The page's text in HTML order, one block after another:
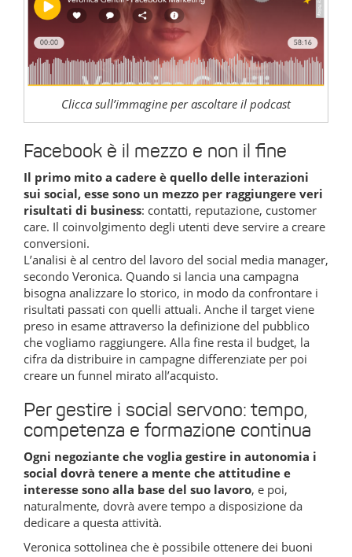
Clicca sull’immagine per ascoltare il podcast
Facebook è il mezzo e non il fine
Il primo mito a cadere è quello delle interazioni
sui social, esse sono un mezzo per raggiungere veri
risultati di business: contatti, reputazione, customer
care. Il coinvolgimento degli utenti deve servire a creare
conversioni.
L’analisi è al centro del lavoro del social media manager,
secondo Veronica. Quando si lancia una campagna
bisogna analizzare lo storico, in modo da confrontare i
risultati passati con quelli attuali. Anche il target viene
preso in esame attraverso la definizione del pubblico
che vogliamo raggiungere. Alla fine resta il budget, la
cifra da distribuire in campagne differenziate per poi
creare un funnel mirato all’acquisto.
Per gestire i social servono: tempo,
competenza e formazione continua
Ogni negoziante che voglia gestire in autonomia i
social dovrà tenere a mente che attitudine e
interesse sono alla base del suo lavoro, e poi,
naturalmente, dovrà avere tempo a disposizione da
dedicare a questa attività.
Veronica sottolinea che è possibile ottenere dei buoni